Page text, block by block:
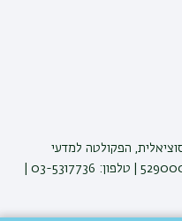
הפקולטה למדעי